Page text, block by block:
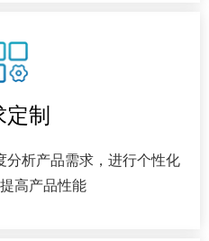
定制
析产品需求，进行个性化
高产品性能